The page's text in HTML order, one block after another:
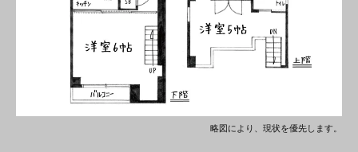
略図により、現状を優先します。